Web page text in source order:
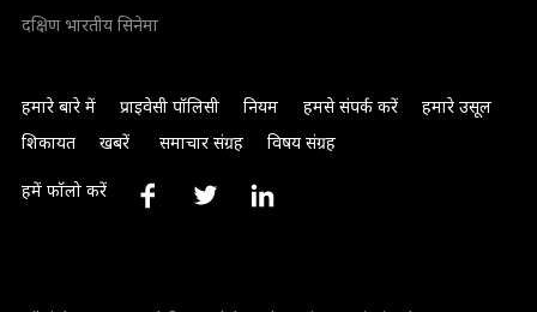
दक्षिण भारतीय सिनेमा
हमारे बारे में प्राइवेसी पॉलिसी नियम हमसे संपर्क करें
हमारे उसूल
शिकायत
खबरें समाचार संग्रह विषय संग्रह
हमें फॉलो करें